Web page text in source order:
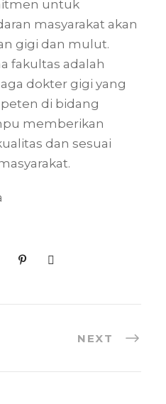
untuk
masyarakat akan
gigi dan mulut.
fakultas adalah
dokter gigi yang
di bidang
memberikan
dan sesuai
NEXT